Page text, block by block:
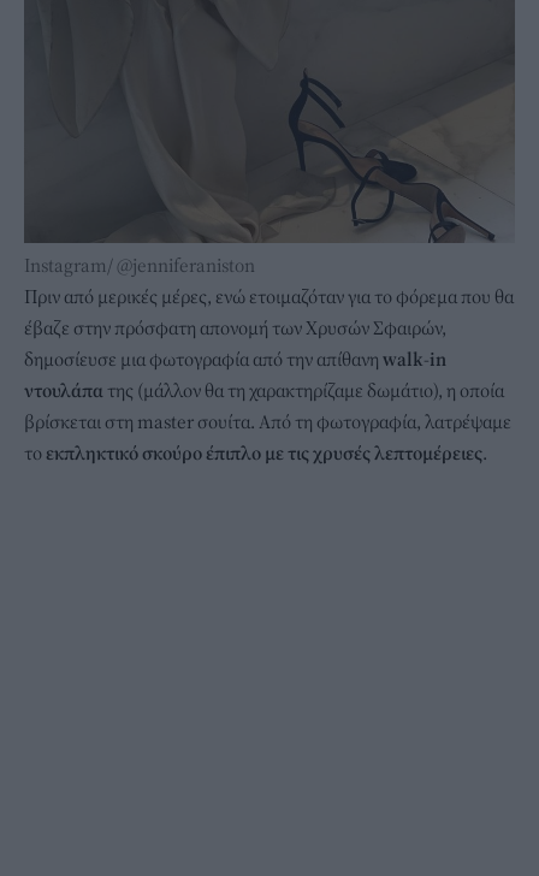
Instagram/ @jenniferaniston
Πριν από μερικές μέρες, ενώ ετοιμαζόταν για το φόρεμα που θα
έβαζε στην πρόσφατη απονομή των Χρυσών Σφαιρών,
δημοσίευσε μια φωτογραφία από την απίθανη walk-in
ντουλάπατης (μάλλον θα τη χαρακτηρίζαμε δωμάτιο), η οποία
βρίσκεται στη master σουίτα. Από τη φωτογραφία, λατρέψαμε
το εκπληκτικό σκούρο έπιπλο με τις χρυσές λεπτομέρειες.